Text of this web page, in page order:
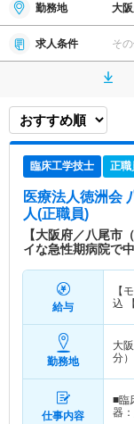
勤務地 大
求人条件 そ
臨床工学技士 正職
医療法人徳洲会
人(正職員)
【大阪府／八尾市
イな急性期病院で
給与
【
込
勤務地
大
分）
仕事内容
■臨
器